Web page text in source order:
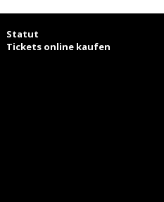
Statut
Tickets online kaufen